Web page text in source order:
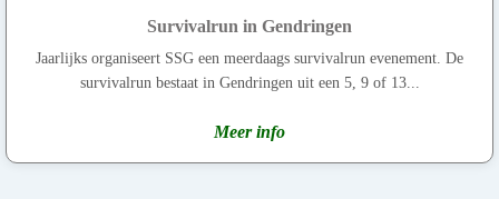
Survivalrun in Gendringen
Jaarlijks organiseert SSG een meerdaags survivalrun evenement. De
survivalrun bestaat in Gendringen uit een 5, 9 of 13...
Meer info